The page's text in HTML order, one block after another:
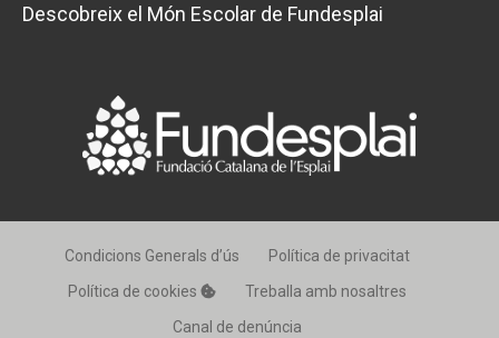
Descobreix el Món Escolar de Fundesplai
Condicions Generals d’ús
Política de privacitat
Política de cookies
Treballa amb nosaltres
Canal de denúncia